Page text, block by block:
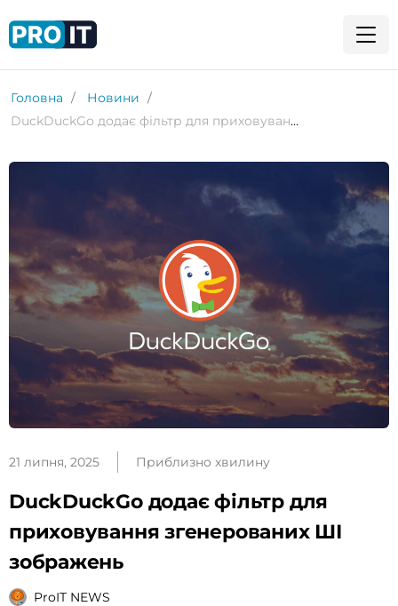
Головна
Новини
DuckDuckGo додає фільтр для приховування згенерованих ШІ зображень
21 липня, 2025 Приблизно хвилину
DuckDuckGo додає фільтр для
приховування згенерованих ШІ
зображень
ProIT NEWS